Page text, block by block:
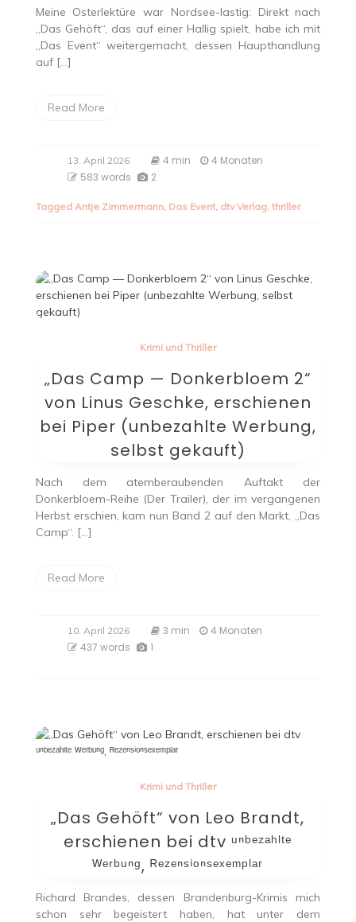
Meine Osterlektüre war Nordsee-lastig: Direkt nach
„Das Gehöft“, das auf einer Hallig spielt, habe ich mit
„Das Event“ weitergemacht, dessen Haupthandlung
auf […]
Read More
13. April 2026 4 min
4 Monaten
583 words
2
Tagged Antje Zimmermann, Das Event, dtv Verlag, thriller
Krimi und Thriller
„Das Camp — Donkerbloem 2“
von Linus Geschke, erschienen
bei Piper (unbezahlte Werbung,
selbst gekauft)
Nach dem atemberaubenden Auftakt der
Donkerbloem-Reihe (Der Trailer), der im vergangenen
Herbst erschien, kam nun Band 2 auf den Markt, „Das
Camp“. […]
Read More
10. April 2026 3 min
4 Monaten
437 words
1
Krimi und Thriller
„Das Gehöft“ von Leo Brandt,
erschienen bei dtv ᵘⁿᵇᵉᶻᵃʰˡᵗᵉ
ᵂᵉʳᵇᵘⁿᵍ, ᴿᵉᶻᵉⁿˢⁱᵒⁿˢᵉˣᵉᵐᵖˡᵃʳ
Richard Brandes, dessen Brandenburg-Krimis mich
schon sehr begeistert haben, hat unter dem